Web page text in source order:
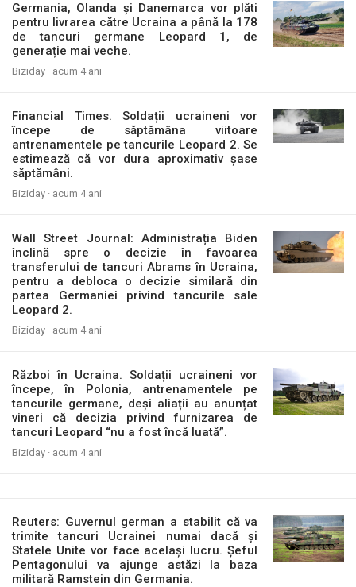
Germania, Olanda și Danemarca vor plăti
pentru livrarea către Ucraina a până la 178
de tancuri germane Leopard 1, de
generație mai veche.
Biziday · acum 4 ani
Financial Times. Soldații ucraineni vor
începe de săptămâna viitoare
antrenamentele pe tancurile Leopard 2. Se
estimează că vor dura aproximativ șase
săptămâni.
Biziday · acum 4 ani
Wall Street Journal: Administrația Biden
înclină spre o decizie în favoarea
transferului de tancuri Abrams în Ucraina,
pentru a debloca o decizie similară din
partea Germaniei privind tancurile sale
Leopard 2.
Biziday · acum 4 ani
Război în Ucraina. Soldații ucraineni vor
începe, în Polonia, antrenamentele pe
tancurile germane, deși aliații au anunțat
vineri că decizia privind furnizarea de
tancuri Leopard “nu a fost încă luată”.
Biziday · acum 4 ani
Reuters: Guvernul german a stabilit că va
trimite tancuri Ucrainei numai dacă și
Statele Unite vor face același lucru. Șeful
Pentagonului va ajunge astăzi la baza
militară Ramstein din Germania.